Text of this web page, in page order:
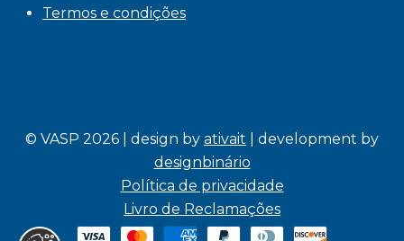
Termos e condições
© VASP 2026 | design by ativait | development by
designbinário
Política de privacidade
Livro de Reclamações